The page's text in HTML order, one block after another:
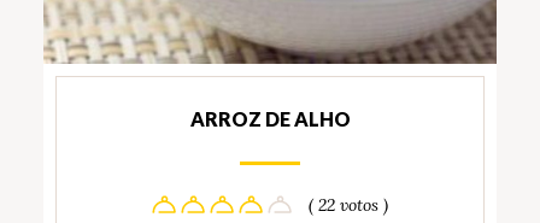
ARROZ DE ALHO
( 22 votos )